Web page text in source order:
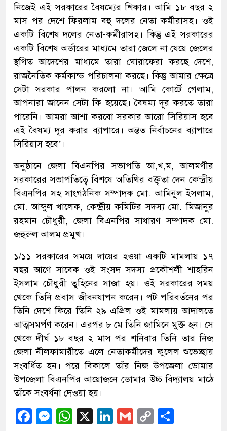
নিজেই এই সরকারের বৈষম্যের শিকার। আমি ১৮ বছর ২
মাস পর দেশে ফিরলাম বহু দলের নেতা কর্মীরাসহ। ওই
একটি বিশেষ দলের নেতা-কর্মীরাসহ। কিন্তু এই সরকারের
একটি বিশেষ অর্ডারের মাধ্যমে তারা জেলে না যেয়ে জেলের
স্থগিত আদেশের মাধ্যমে তারা ঘোরাফেরা করছে দেশে,
রাজনৈতিক কর্মকান্ড পরিচালনা করছে। কিন্তু আমার ক্ষেত্রে
সেটা সরকার পালন করলো না। আমি কোর্টে গেলাম,
আপনারা জানেন সেটা কি হয়েছে। বৈষম্য দূর করতে তারা
পারেনি। আমরা আশা করবো সরকার আরো সিরিয়াস হবে
এই বৈষম্য দূর করার ব্যাপারে। অন্তত নির্বাচনের ব্যাপারে
সিরিয়াস হবে’।
অনুষ্ঠানে জেলা বিএনপির সভাপতি আ,খ,ম, আলমগীর
সরকারের সভাপতিত্বে বিশষে অতিথির বক্তৃতা দেন কেন্দ্রীয়
বিএনপির সহ সাংগঠনিক সম্পাদক মো. আমিনুল ইসলাম,
মো. আব্দুল খালেক, কেন্দ্রীয় কমিটির সদস্য মো. মিজানুর
রহমান চৌধুরী, জেলা বিএনপির সাধারণ সম্পাদক মো.
জহুরুল আলম প্রমুখ।
১/১১ সরকারের সময়ে দায়ের হওয়া একটি মামলায় ১৭
বছর আগে সাবেক ওই সংসদ সদস্য প্রকৌশলী শাহরিন
ইসলাম চৌধুরী তুহিনের সাজা হয়। ওই সরকারের সময়
থেকে তিনি প্রবাস জীবনযাপন করেন। পট পরিবর্তনের পর
তিনি দেশে ফিরে তিনি ২৯ এপ্রিল ওই মামলায় আদালতে
আত্মসমর্পণ করেন। এরপর ৮ মে তিনি জামিনে মুক্ত হন। সে
থেকে দীর্ঘ ১৮ বছর ২ মাস পর শনিবার তিনি তার নিজ
জেলা নীলফামারীতে এলে নেতাকর্মীদের ফুলেল শুভেচ্ছায়
সংবর্ধিত হন। পরে বিকালে তাঁর নিজ উপজেলা ডোমার
উপজেলা বিএনপির আয়োজনে ডোমার উচ্চ বিদ্যালয় মাঠে
তাঁকে সংবর্ধনা দেওয়া হয়।
Facebook
Messenger
WhatsApp
X LinkedIn
Gmail
Copy